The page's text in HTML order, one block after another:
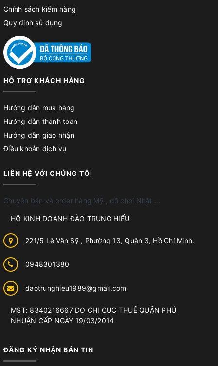
Chính sách kiểm hàng
Quy định sử dụng
HỖ TRỢ KHÁCH HÀNG
Hướng dẫn mua hàng
Hướng dẫn thanh toán
Hướng dẫn giao nhận
Điều khoản dịch vụ
LIÊN HỆ VỚI CHÚNG TÔI
Chuyên bán và order hàng Mỹ , đồ chơi Nhật ...
HỘ KINH DOANH ĐÀO TRUNG HIẾU
221/5 Lê Văn Sỹ , Phường 13, Quận 3, Hồ Chí Minh.
0948301380
daotrunghieu1989@gmail.com
MST: 8340216667 DO CHI CỤC THUẾ QUẬN PHÚ
NHUẬN CẤP NGÀY 19/03/2014
ĐĂNG KÝ NHẬN BẢN TIN